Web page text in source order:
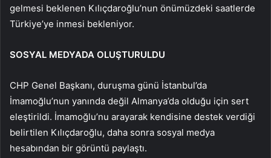
gelmesi beklenen Kılıçdaroğlu’nun önümüzdeki saatlerde
Türkiye’ye inmesi bekleniyor.
SOSYAL MEDYADA OLUŞTURULDU
CHP Genel Başkanı, duruşma günü İstanbul’da
İmamoğlu’nun yanında değil Almanya’da olduğu için sert
eleştirildi. İmamoğlu’nu arayarak kendisine destek verdiği
belirtilen Kılıçdaroğlu, daha sonra sosyal medya
hesabından bir görüntü paylaştı.